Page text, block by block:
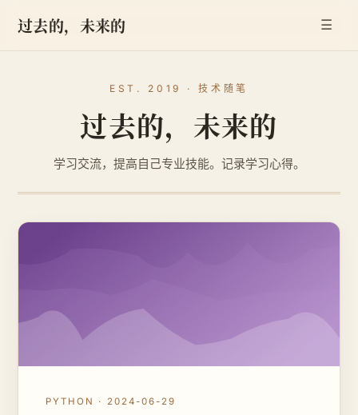
过去的，未来的 ☰
EST. 2019 · 技术随笔
过去的，未来的
学习交流，提高自己专业技能。记录学习心得。
PYTHON · 2024-06-29